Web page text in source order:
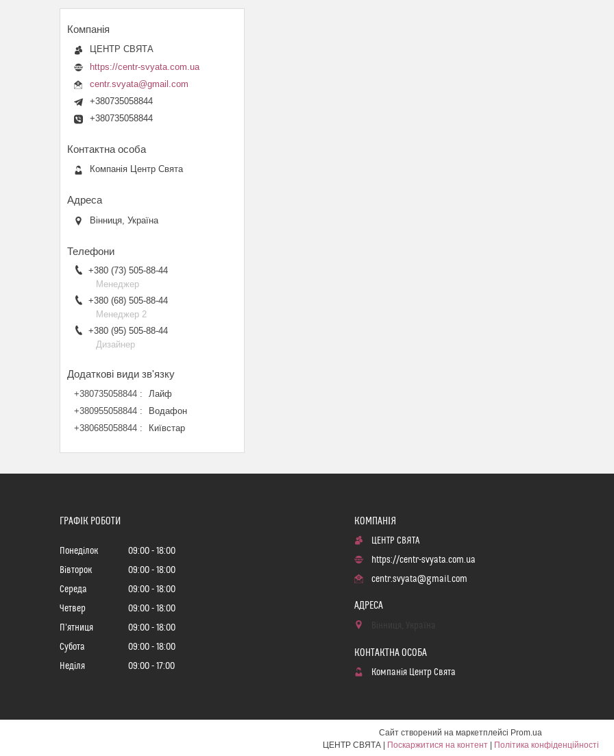
ЦЕНТР СВЯТА
https://centr-svyata.com.ua
centr.svyata@gmail.com
+380735058844
+380735058844
Компанія Центр Свята
Вінниця, Україна
+380 (73) 505-88-44
Менеджер
+380 (68) 505-88-44
Менеджер 2
+380 (95) 505-88-44
Дизайнер
+380735058844
Лайф
+380955058844
Водафон
+380685058844
Київстар
ГРАФІК РОБОТИ
Понеділок 09:00
18:00
Вівторок
09:00
18:00
Середа
09:00
18:00
Четвер
09:00
18:00
Пʼятниця
09:00
18:00
Субота
09:00
18:00
Неділя
09:00 17:00
ЦЕНТР СВЯТА
https://centr-svyata.com.ua
centr.svyata@gmail.com
Компанія Центр Свята
Сайт створений на маркетплейсі Prom.ua
ЦЕНТР СВЯТА | Поскаржитися на контент | Політика конфіденційності